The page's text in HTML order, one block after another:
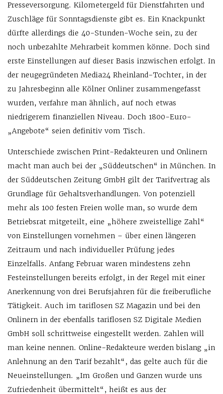
Presseversorgung. Kilometergeld für Dienstfahrten und
Zuschläge für Sonntagsdienste gibt es. Ein Knackpunkt
dürfte allerdings die 40-Stunden-Woche sein, zu der
noch unbezahlte Mehrarbeit kommen könne. Doch sind
erste Einstellungen auf dieser Basis inzwischen erfolgt. In
der neugegründeten Media24 Rheinland-Tochter, in der
zu Jahresbeginn alle Kölner Onliner zusammengefasst
wurden, verfahre man ähnlich, auf noch etwas
niedrigerem finanziellen Niveau. Doch 1800-Euro-
„Angebote“ seien definitiv vom Tisch.
Unterschiede zwischen Print-Redakteuren und Onlinern
macht man auch bei der „Süddeutschen“ in München. In
der Süddeutschen Zeitung GmbH gilt der Tarifvertrag als
Grundlage für Gehaltsverhandlungen. Von potenziell
mehr als 100 festen Freien wolle man, so wurde dem
Betriebsrat mitgeteilt, eine „höhere zweistellige Zahl“
von Einstellungen vornehmen – über einen längeren
Zeitraum und nach individueller Prüfung jedes
Einzelfalls. Anfang Februar waren mindestens zehn
Festeinstellungen bereits erfolgt, in der Regel mit einer
Anerkennung von drei Berufsjahren für die freiberufliche
Tätigkeit. Auch im tariflosen SZ Magazin und bei den
Onlinern in der ebenfalls tariflosen SZ Digitale Medien
GmbH soll schrittweise eingestellt werden. Zahlen will
man keine nennen. Online-Redakteure werden bislang „in
Anlehnung an den Tarif bezahlt“, das gelte auch für die
Neueinstellungen. „Im Großen und Ganzen wurde uns
Zufriedenheit übermittelt“, heißt es aus der